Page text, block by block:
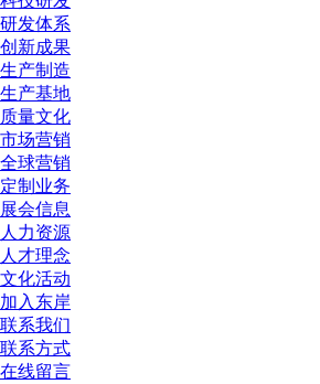
研发体系
创新成果
生产制造
生产基地
质量文化
市场营销
全球营销
定制业务
展会信息
人力资源
人才理念
文化活动
加入东岸
联系我们
联系方式
在线留言